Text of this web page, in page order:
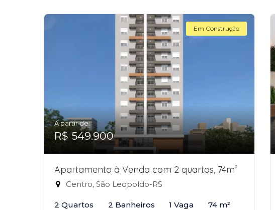
Em Construção
A partir de:
R$ 549.900
Apartamento à Venda com 2 quartos, 74m²
Centro, São Leopoldo-RS
2 Quartos 2 Banheiros 1 Vaga 74 m²